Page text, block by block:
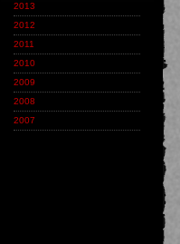
2013
2012
2011
2010
2009
2008
2007